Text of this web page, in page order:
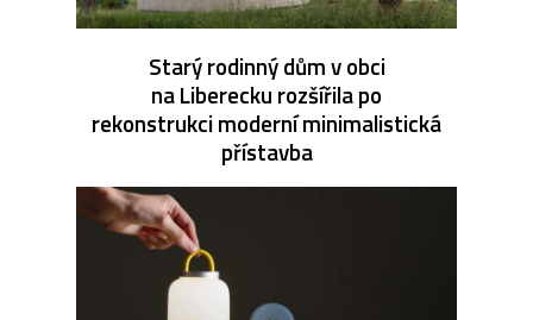
Starý rodinný dům v obci
na Liberecku rozšířila po
rekonstrukci moderní minimalistická
přístavba